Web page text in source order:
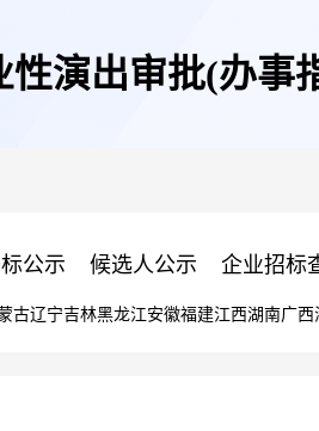
性演出审批(办事
公示 候选人公示 企业招标
古辽宁吉林黑龙江安徽福建江西湖南广西